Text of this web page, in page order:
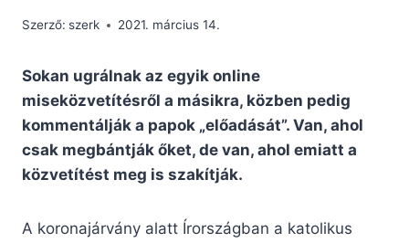
Szerző: szerk 2021. március 14.
Sokan ugrálnak az egyik online
miseközvetítésről a másikra, közben pedig
kommentálják a papok „előadását”. Van, ahol
csak megbántják őket, de van, ahol emiatt a
közvetítést meg is szakítják.
A koronajárvány alatt Írországban a katolikus